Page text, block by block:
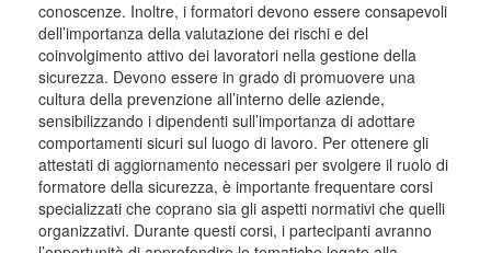
conoscenze. Inoltre, i formatori devono essere consapevoli
dell’importanza della valutazione dei rischi e del
coinvolgimento attivo dei lavoratori nella gestione della
sicurezza. Devono essere in grado di promuovere una
cultura della prevenzione all’interno delle aziende,
sensibilizzando i dipendenti sull’importanza di adottare
comportamenti sicuri sul luogo di lavoro. Per ottenere gli
attestati di aggiornamento necessari per svolgere il ruolo di
formatore della sicurezza, è importante frequentare corsi
specializzati che coprano sia gli aspetti normativi che quelli
organizzativi. Durante questi corsi, i partecipanti avranno